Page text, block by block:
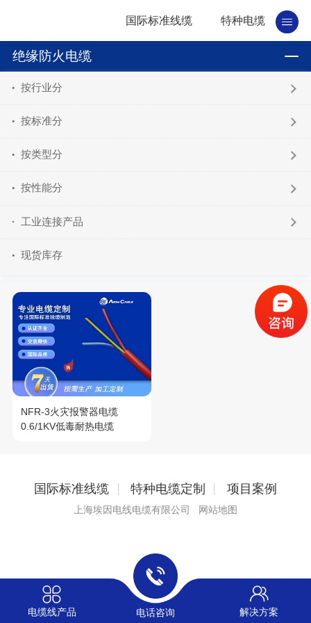
国际标准线缆 特种电缆
绝缘防火电缆
按行业分
按标准分
按类型分
按性能分
工业连接产品
现货库存
NFR-3火灾报警器电缆
0.6/1KV低毒耐热电缆
国际标准线缆 特种电缆定制 项目案例
上海埃因电线电缆有限公司 网站地图
电缆线产品 电话咨询 解决方案